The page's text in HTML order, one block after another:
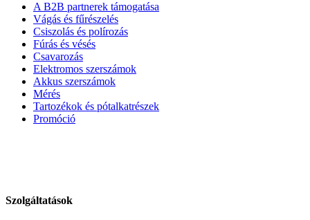
A B2B partnerek támogatása
Vágás és fűrészelés
Csiszolás és polírozás
Fúrás és vésés
Csavarozás
Elektromos szerszámok
Akkus szerszámok
Mérés
Tartozékok és pótalkatrészek
Promóció
Szolgáltatások